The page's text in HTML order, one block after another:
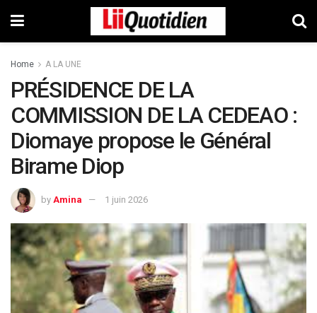
Home A LA UNE
PRÉSIDENCE DE LA
COMMISSION DE LA CEDEAO :
Diomaye propose le Général
Birame Diop
by Amina 1 juin 2026